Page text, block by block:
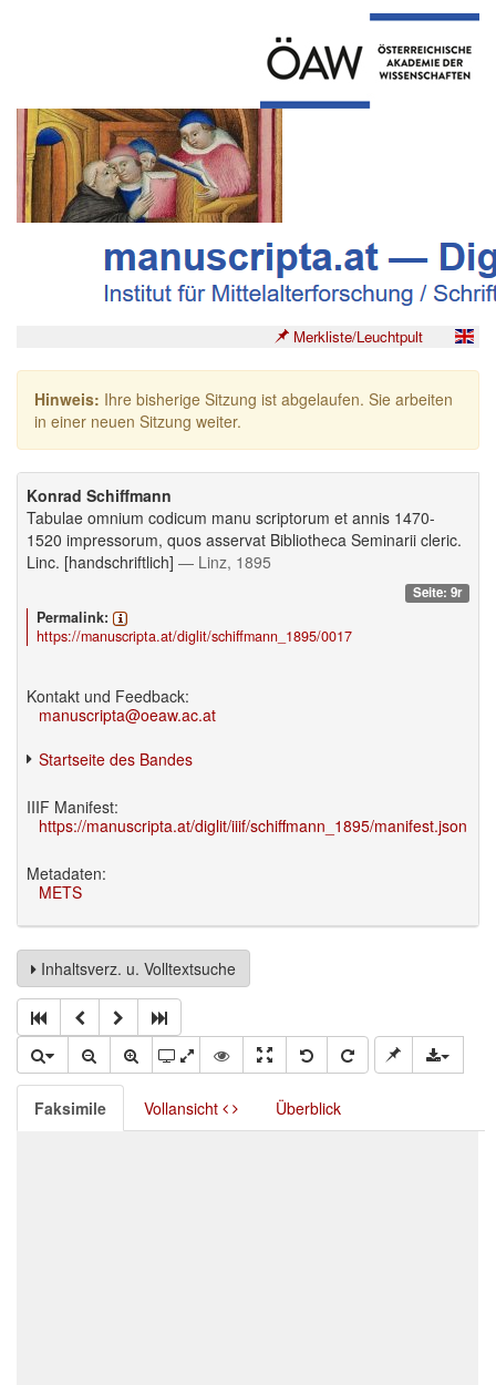
Merkliste/Leuchtpult
Hinweis: Ihre bisherige Sitzung ist abgelaufen. Sie arbeiten
in einer neuen Sitzung weiter.
Konrad Schiffmann
Tabulae omnium codicum manu scriptorum et annis 1470-
1520 impressorum, quos asservat Bibliotheca Seminarii cleric.
Linc. [handschriftlich] — Linz, 1895
Seite: 9r
Permalink:
https://manuscripta.at/diglit/schiffmann_1895/0017
Kontakt und Feedback:
manuscripta@oeaw.ac.at
Startseite des Bandes
IIIF Manifest:
https://manuscripta.at/diglit/iiif/schiffmann_1895/manifest.json
Metadaten:
METS
Inhaltsverz. u. Volltextsuche
Faksimile Vollansicht Überblick